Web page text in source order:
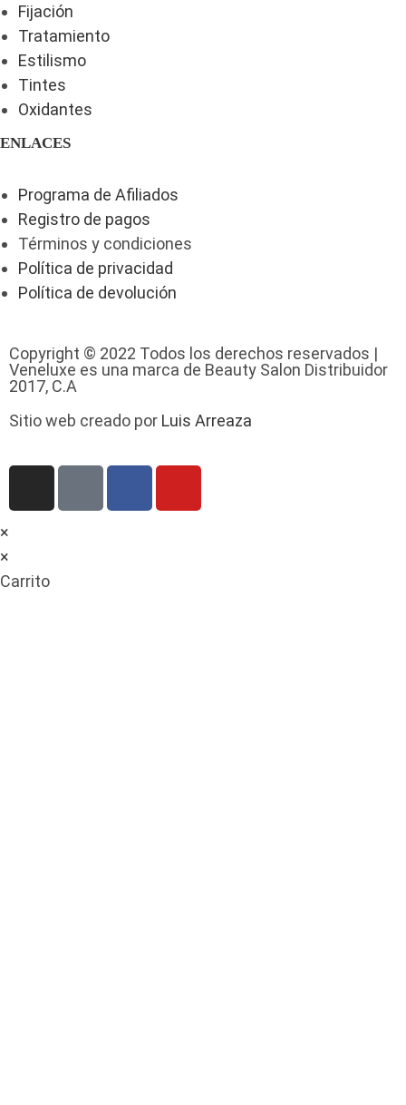
Fijación
Tratamiento
Estilismo
Tintes
Oxidantes
ENLACES
Programa de Afiliados
Registro de pagos
Términos y condiciones
Política de privacidad
Política de devolución
Copyright © 2022 Todos los derechos reservados |
Veneluxe es una marca de Beauty Salon Distribuidor
2017, C.A
Sitio web creado por Luis Arreaza
×
×
Carrito